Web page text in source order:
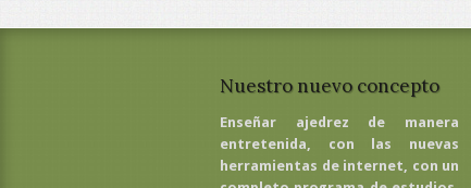
Nuestro nuevo concepto
Enseñar ajedrez de manera
entretenida, con las nuevas
herramientas de internet, con un